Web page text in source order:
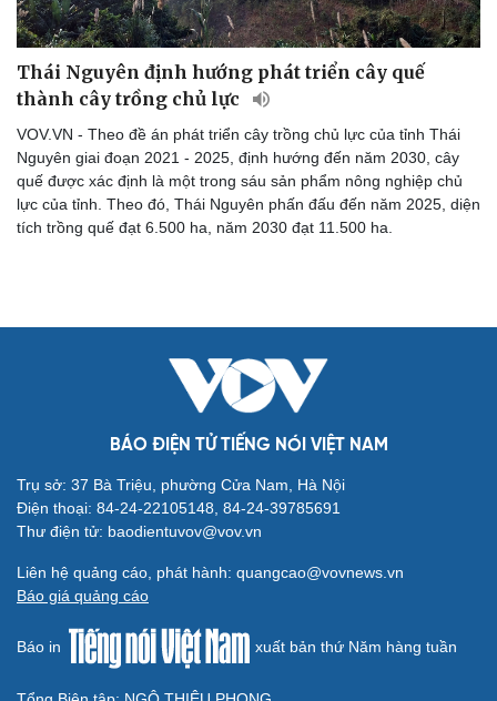
Cải chính
Thái Nguyên định hướng phát triển cây quế
thành cây trồng chủ lực
VOV.VN - Theo đề án phát triển cây trồng chủ lực của tỉnh Thái
Nguyên giai đoạn 2021 - 2025, định hướng đến năm 2030, cây
quế được xác định là một trong sáu sản phẩm nông nghiệp chủ
lực của tỉnh. Theo đó, Thái Nguyên phấn đấu đến năm 2025, diện
tích trồng quế đạt 6.500 ha, năm 2030 đạt 11.500 ha.
BÁO ĐIỆN TỬ TIẾNG NÓI VIỆT NAM
Trụ sở: 37 Bà Triệu, phường Cửa Nam, Hà Nội
Điện thoại: 84-24-22105148, 84-24-39785691
Thư điện tử: baodientuvov@vov.vn
Liên hệ quảng cáo, phát hành: quangcao@vovnews.vn
Báo giá quảng cáo
Báo in xuất bản thứ Năm hàng tuần